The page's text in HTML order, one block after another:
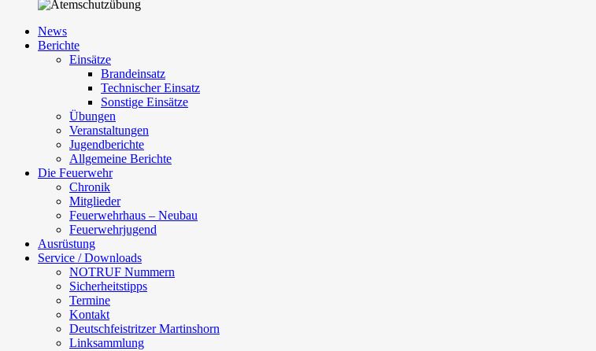
News
Berichte
Einsätze
Brandeinsatz
Technischer Einsatz
Sonstige Einsätze
Übungen
Veranstaltungen
Jugendberichte
Allgemeine Berichte
Die Feuerwehr
Chronik
Mitglieder
Feuerwehrhaus – Neubau
Feuerwehrjugend
Ausrüstung
Service / Downloads
NOTRUF Nummern
Sicherheitstipps
Termine
Kontakt
Deutschfeistritzer Martinshorn
Linksammlung